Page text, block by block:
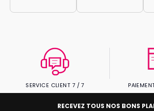
SERVICE CLIENT 7 / 7
RECEVEZ TOUS NOS BONS